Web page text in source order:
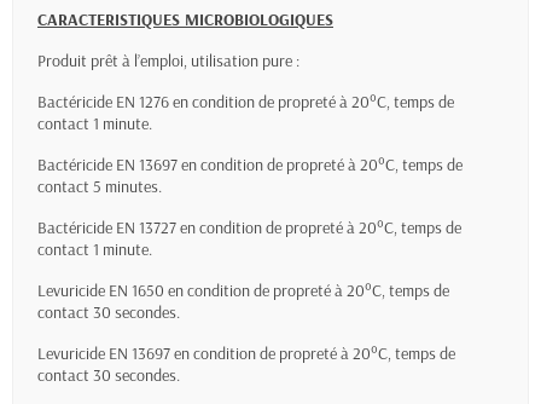
CARACTERISTIQUES MICROBIOLOGIQUES
Produit prêt à l’emploi, utilisation pure :
Bactéricide EN 1276 en condition de propreté à 20°C, temps de
contact 1 minute.
Bactéricide EN 13697 en condition de propreté à 20°C, temps de
contact 5 minutes.
Bactéricide EN 13727 en condition de propreté à 20°C, temps de
contact 1 minute.
Levuricide EN 1650 en condition de propreté à 20°C, temps de
contact 30 secondes.
Levuricide EN 13697 en condition de propreté à 20°C, temps de
contact 30 secondes.